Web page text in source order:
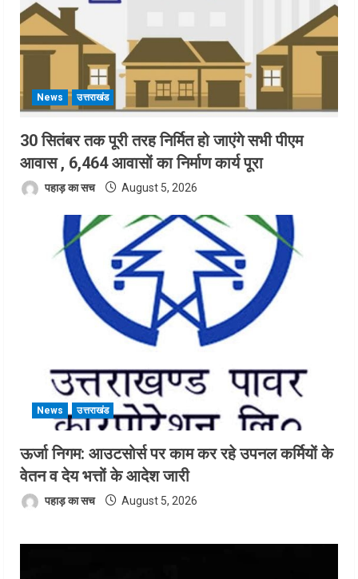
News उत्तराखंड
30 सितंबर तक पूरी तरह निर्मित हो जाएंगे सभी पीएम
आवास , 6,464 आवासों का निर्माण कार्य पूरा
पहाड़ का सच August 5, 2026
News उत्तराखंड
ऊर्जा निगम: आउटसोर्स पर काम कर रहे उपनल कर्मियों के
वेतन व देय भत्तों के आदेश जारी
पहाड़ का सच August 5, 2026